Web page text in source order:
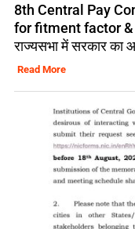
8th Central Pay
for fitment factor &
राज्यसभा में सरकार का
Read More